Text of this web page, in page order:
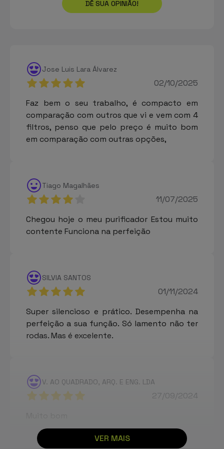
DÊ SUA OPINIÃO!
Jose Luis Lara Álvarez
02/10/2025
Faz bem o seu trabalho, é compacto em
comparação com outros que vi e vem com 4
filtros, penso que pelo preço é muito bom
em comparação com outras opções,
Tiago Magalhães
11/07/2025
Chegou hoje o meu purificador Estou muito
contente Funciona na perfeição
SILVIA SANTOS
01/11/2024
Super silencioso e prático. Desempenha na
perfeição a sua função. Só lamento não ter
rodas. Mas é excelente.
V. AO QUADRADO, ARQ. E ENG. LDA
27/09/2024
VER MAIS